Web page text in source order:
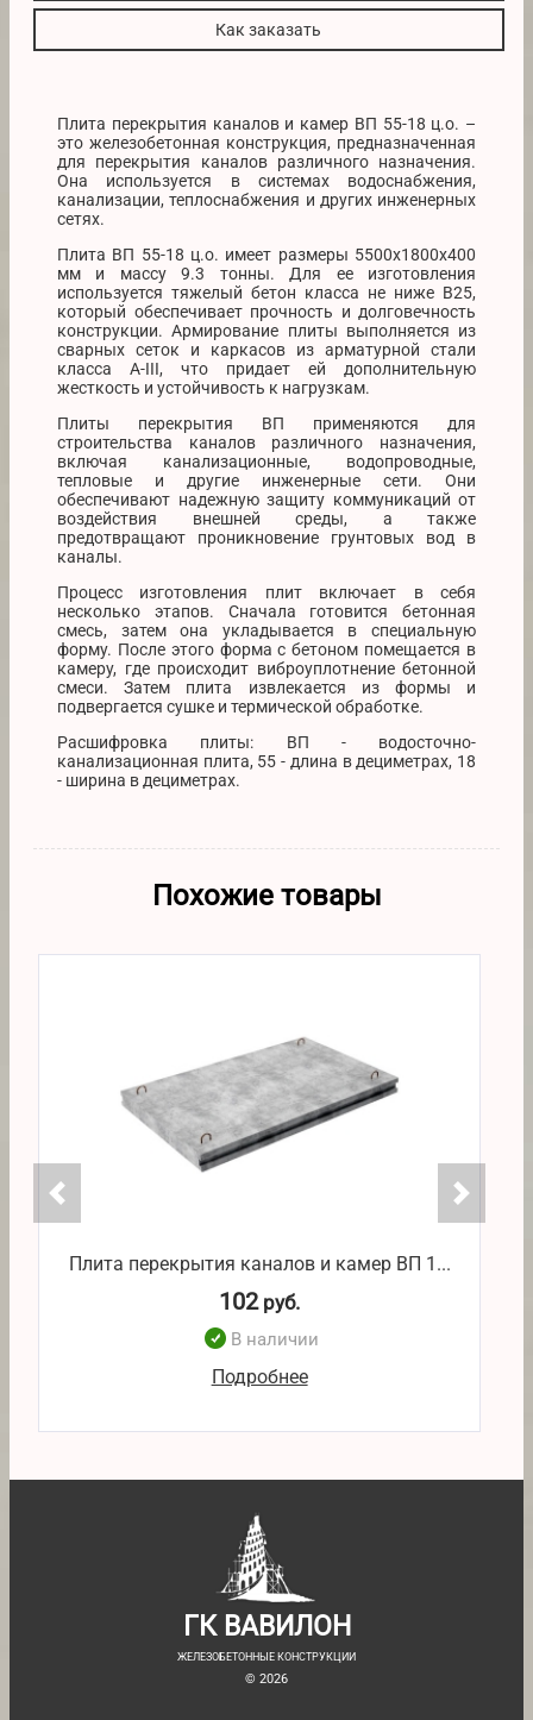
Как заказать
Плита перекрытия каналов и камер ВП 55-18 ц.о. –
это железобетонная конструкция, предназначенная
для перекрытия каналов различного назначения.
Она используется в системах водоснабжения,
канализации, теплоснабжения и других инженерных
сетях.
Плита ВП 55-18 ц.о. имеет размеры 5500х1800х400
мм и массу 9.3 тонны. Для ее изготовления
используется тяжелый бетон класса не ниже B25,
который обеспечивает прочность и долговечность
конструкции. Армирование плиты выполняется из
сварных сеток и каркасов из арматурной стали
класса A-III, что придает ей дополнительную
жесткость и устойчивость к нагрузкам.
Плиты перекрытия ВП применяются для
строительства каналов различного назначения,
включая канализационные, водопроводные,
тепловые и другие инженерные сети. Они
обеспечивают надежную защиту коммуникаций от
воздействия внешней среды, а также
предотвращают проникновение грунтовых вод в
каналы.
Процесс изготовления плит включает в себя
несколько этапов. Сначала готовится бетонная
смесь, затем она укладывается в специальную
форму. После этого форма с бетоном помещается в
камеру, где происходит виброуплотнение бетонной
смеси. Затем плита извлекается из формы и
подвергается сушке и термической обработке.
Расшифровка плиты: ВП - водосточно-
канализационная плита, 55 - длина в дециметрах, 18
- ширина в дециметрах.
Похожие товары
Плита перекрытия каналов и камер ВП 1...
102руб.
В наличии
Подробнее
ГК ВАВИЛОН
ЖЕЛЕЗОБЕТОННЫЕ КОНСТРУКЦИИ
© 2026